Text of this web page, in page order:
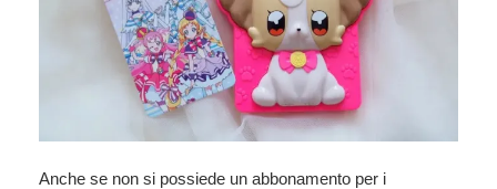
Anche se non si possiede un abbonamento per i